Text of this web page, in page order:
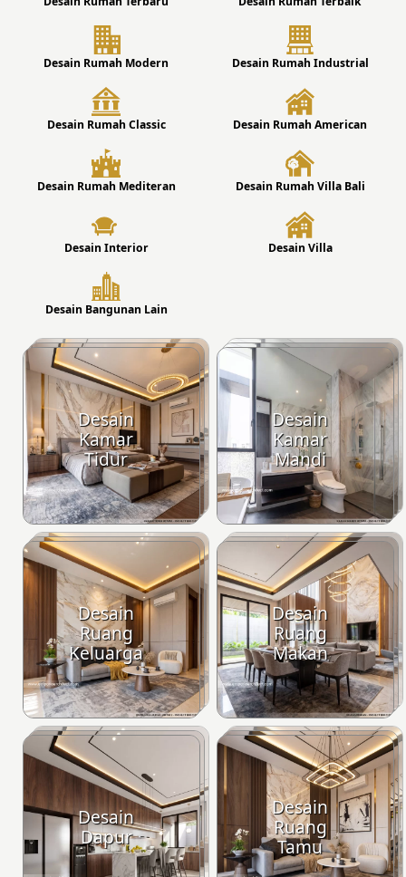
Desain Rumah Modern Desain Rumah Industrial
Desain Rumah Classic Desain Rumah American
Desain Rumah Mediteran Desain Rumah Villa Bali
Desain Interior Desain Villa
Desain Bangunan Lain
Desain
Kamar
Tidur
Desain
Kamar
Mandi
Desain
Ruang
Keluarga
Desain
Ruang
Makan
Desain
Dapur
Desain
Ruang
Tamu